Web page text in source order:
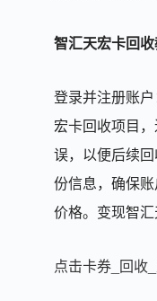
智汇天宏卡回
登录并注册账
宏卡回收项目
误，以便后续
份信息，确保
价格。变现智
点击卡券_回收